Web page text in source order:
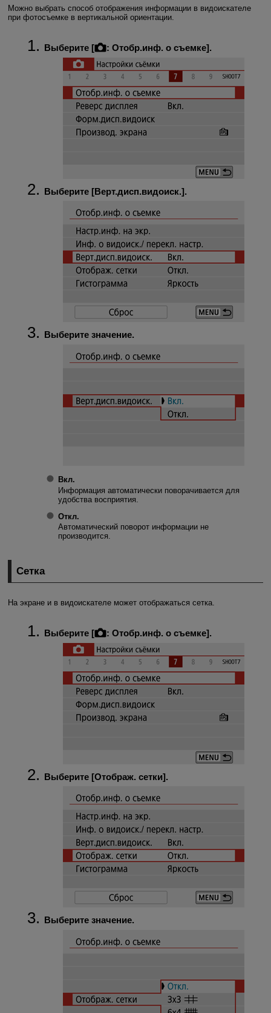
Можно выбрать способ отображения информации в видоискателе
при фотосъемке в вертикальной ориентации.
Выберите [ : Отобр.инф. о съемке].
Выберите [Верт.дисп.видоиск.].
Выберите значение.
Вкл.
Информация автоматически поворачивается для
удобства восприятия.
Откл.
Автоматический поворот информации не
производится.
Сетка
На экране и в видоискателе может отображаться сетка.
Выберите [ : Отобр.инф. о съемке].
Выберите [Отображ. сетки].
Выберите значение.